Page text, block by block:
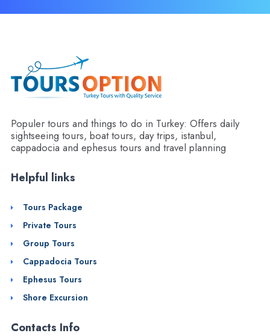
Populer tours and things to do in Turkey: Offers daily
sightseeing tours, boat tours, day trips, istanbul,
cappadocia and ephesus tours and travel planning
Helpful links
Tours Package
Private Tours
Group Tours
Cappadocia Tours
Ephesus Tours
Shore Excursion
Contacts Info